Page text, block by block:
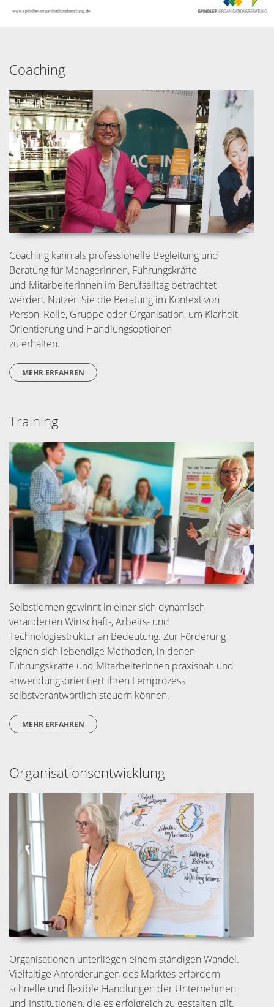
Coaching
Coaching kann als professionelle Begleitung und
Beratung für ManagerInnen, Führungskräfte
und MitarbeiterInnen im Berufsalltag betrachtet
werden. Nutzen Sie die Beratung im Kontext von
Person, Rolle, Gruppe oder Organisation, um Klarheit,
Orientierung und Handlungsoptionen
zu erhalten.
MEHR ERFAHREN
Training
Selbstlernen gewinnt in einer sich dynamisch
veränderten Wirtschaft-, Arbeits- und
Technologiestruktur an Bedeutung. Zur Förderung
eignen sich lebendige Methoden, in denen
Führungskräfte und MItarbeiterInnen praxisnah und
anwendungsorientiert ihren Lernprozess
selbstverantwortlich steuern können.
MEHR ERFAHREN
Organisationsentwicklung
Organisationen unterliegen einem ständigen Wandel.
Vielfältige Anforderungen des Marktes erfordern
schnelle und flexible Handlungen der Unternehmen
und Institutionen, die es erfolgreich zu gestalten gilt.